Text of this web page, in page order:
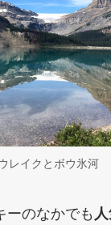
レイクとボウ氷河
ーのなかでも